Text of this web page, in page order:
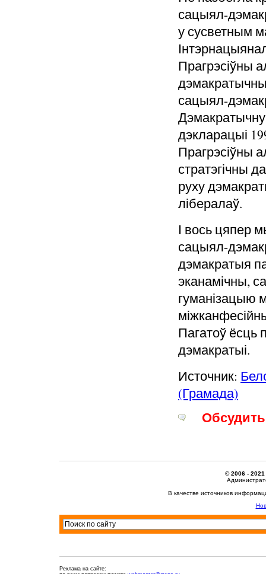
сацыял-
у сусветным
Прагрэсіўны
сацыял-
дэкларацыі
Прагрэсіўны
стратэгічны
руху
лібералаў.
І вось цяпер
сацыял-
дэмакратыя
эканамічны,
гуманізацыю
Пагатоў ёсць
дэмакратыі.
Источник:
(Грамада)
© 2006 - 2021
В качестве источников
Реклама на сайте: